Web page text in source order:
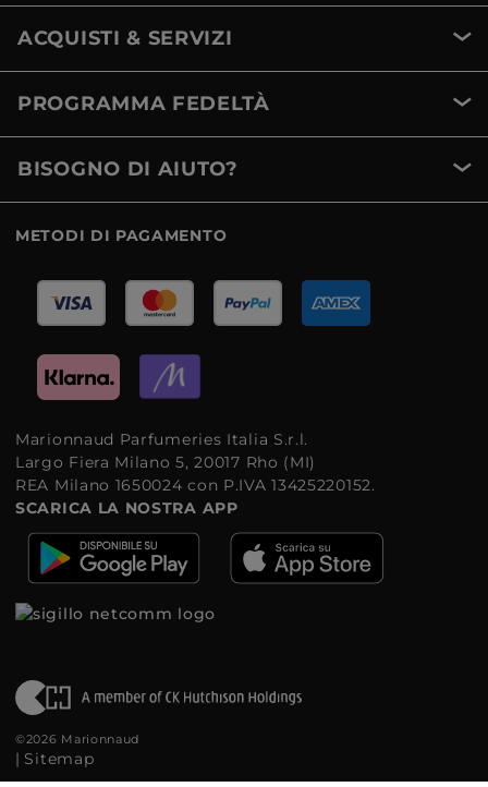
ACQUISTI & SERVIZI
PROGRAMMA FEDELTÀ
BISOGNO DI AIUTO?
METODI DI PAGAMENTO
Marionnaud Parfumeries Italia S.r.l.
Largo Fiera Milano 5, 20017 Rho (MI)
REA Milano 1650024 con P.IVA 13425220152.
SCARICA LA NOSTRA APP
©2026 Marionnaud
| Sitemap